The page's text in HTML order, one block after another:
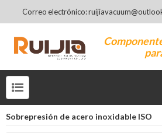
Correo electrónico:
Sobrepresión de acero inoxidable ISO